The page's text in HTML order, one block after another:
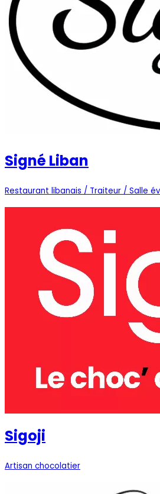
Signé Liban
Restaurant libanais / Traiteur / Salle
Sigoji
Artisan chocolatier